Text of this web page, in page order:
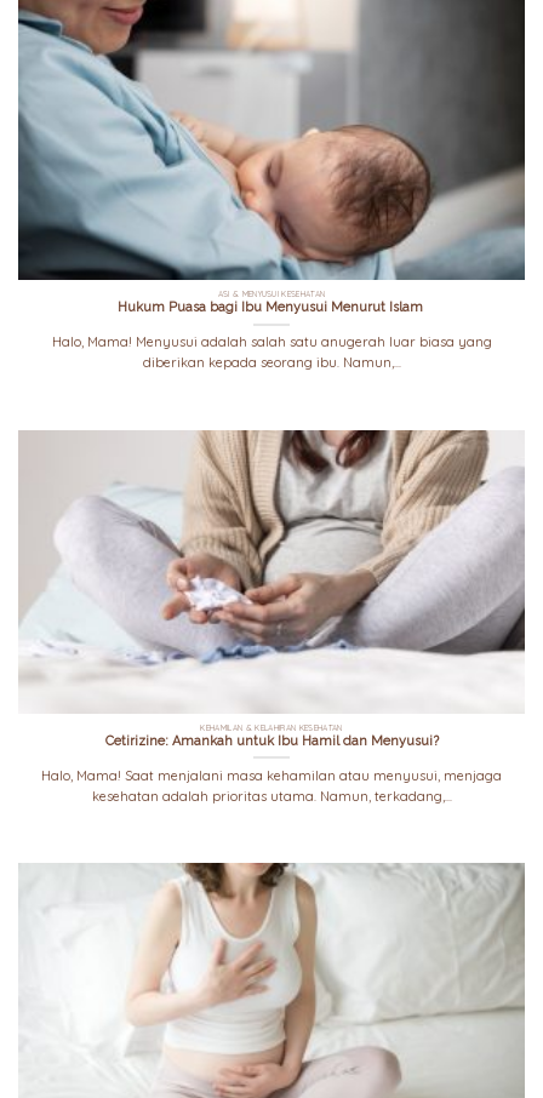
ASI & MENYUSUI KESEHATAN
Hukum Puasa bagi Ibu Menyusui Menurut Islam
Halo, Mama! Menyusui adalah salah satu anugerah luar biasa yang
diberikan kepada seorang ibu. Namun,...
KEHAMILAN & KELAHIRAN KESEHATAN
Cetirizine: Amankah untuk Ibu Hamil dan Menyusui?
Halo, Mama! Saat menjalani masa kehamilan atau menyusui, menjaga
kesehatan adalah prioritas utama. Namun, terkadang,...